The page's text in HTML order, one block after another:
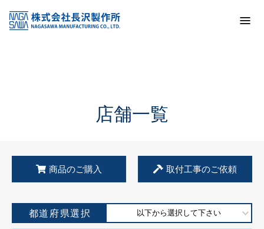
KSS加盟店・取扱店情報
店舗一覧
店舗一覧
商品のご購入 取付工事のご依頼
都道府県選択 以下から選択して下さい